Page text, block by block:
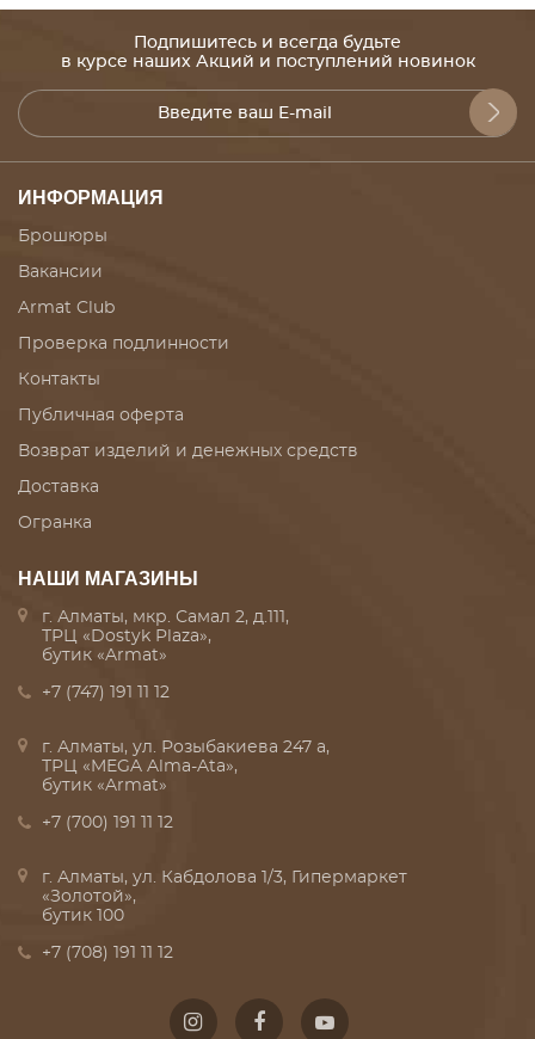
Подпишитесь и всегда будьте
в курсе наших Акций и поступлений новинок
ИНФОРМАЦИЯ
Брошюры
Вакансии
Armat Club
Проверка подлинности
Контакты
Публичная оферта
Возврат изделий и денежных средств
Доставка
Огранка
НАШИ МАГАЗИНЫ
г. Алматы, мкр. Самал 2, д.111,
ТРЦ «Dostyk Plaza»,
бутик «Armat»
+7 (747) 191 11 12
г. Алматы, ул. Розыбакиева 247 а,
ТРЦ «MEGA Alma-Ata»,
бутик «Armat»
+7 (700) 191 11 12
г. Алматы, ул. Кабдолова 1/3, Гипермаркет
«Золотой»,
бутик 100
+7 (708) 191 11 12